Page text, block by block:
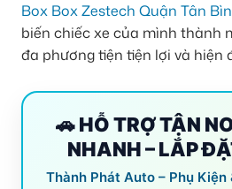
Box Box Zestech Quận Tân
biến chiếc xe của mình thành
đa phương tiện tiện lợi và hiện
🚗 HỖ TRỢ TẬN
NHANH – LẮP
Thành Phát Auto – Phụ Kiện